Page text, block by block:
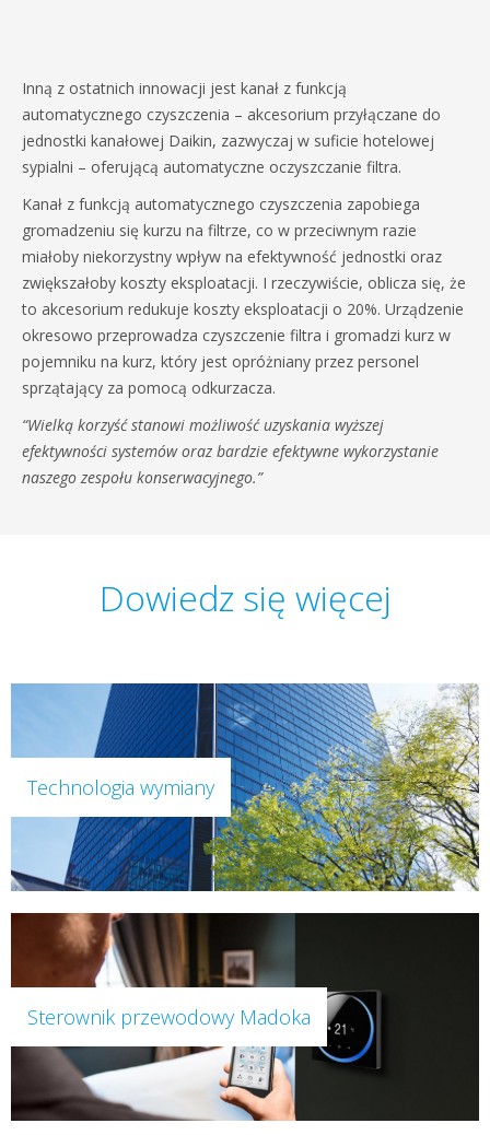
Inną z ostatnich innowacji jest kanał z funkcją
automatycznego czyszczenia – akcesorium przyłączane do
jednostki kanałowej Daikin, zazwyczaj w suficie hotelowej
sypialni – oferującą automatyczne oczyszczanie filtra.
Kanał z funkcją automatycznego czyszczenia zapobiega
gromadzeniu się kurzu na filtrze, co w przeciwnym razie
miałoby niekorzystny wpływ na efektywność jednostki oraz
zwiększałoby koszty eksploatacji. I rzeczywiście, oblicza się, że
to akcesorium redukuje koszty eksploatacji o 20%. Urządzenie
okresowo przeprowadza czyszczenie filtra i gromadzi kurz w
pojemniku na kurz, który jest opróżniany przez personel
sprzątający za pomocą odkurzacza.
“Wielką korzyść stanowi możliwość uzyskania wyższej
efektywności systemów oraz bardzie efektywne wykorzystanie
naszego zespołu konserwacyjnego.”
Dowiedz się więcej
Technologia wymiany
Sterownik przewodowy Madoka